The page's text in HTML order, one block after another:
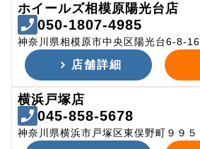
ホイールズ相模原陽光台店
050-1807-4985
神奈川県相模原市中央区陽光台6-8-16
店舗詳細
横浜戸塚店
045-858-5678
神奈川県横浜市戸塚区東俣野町９９５